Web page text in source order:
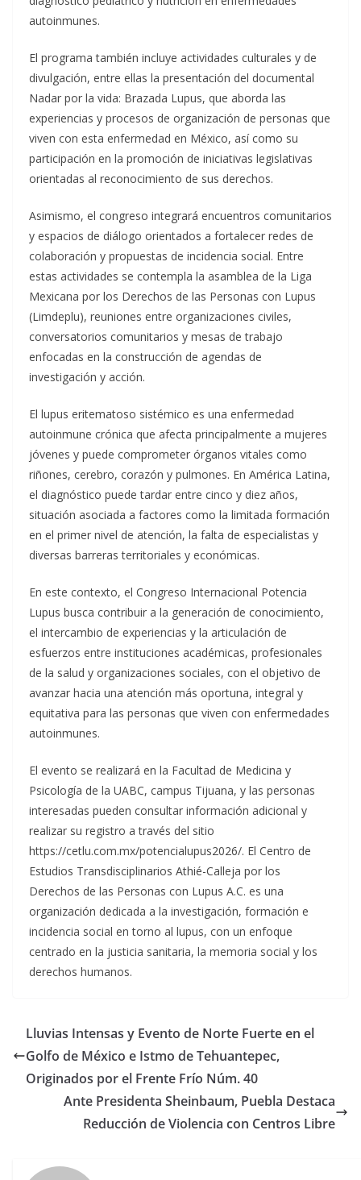
autoinmunes.
El programa también incluye actividades culturales y de
divulgación, entre ellas la presentación del documental
Nadar por la vida: Brazada Lupus, que aborda las
experiencias y procesos de organización de personas que
viven con esta enfermedad en México, así como su
participación en la promoción de iniciativas legislativas
orientadas al reconocimiento de sus derechos.
Asimismo, el congreso integrará encuentros comunitarios
y espacios de diálogo orientados a fortalecer redes de
colaboración y propuestas de incidencia social. Entre
estas actividades se contempla la asamblea de la Liga
Mexicana por los Derechos de las Personas con Lupus
(Limdeplu), reuniones entre organizaciones civiles,
conversatorios comunitarios y mesas de trabajo
enfocadas en la construcción de agendas de
investigación y acción.
El lupus eritematoso sistémico es una enfermedad
autoinmune crónica que afecta principalmente a mujeres
jóvenes y puede comprometer órganos vitales como
riñones, cerebro, corazón y pulmones. En América Latina,
el diagnóstico puede tardar entre cinco y diez años,
situación asociada a factores como la limitada formación
en el primer nivel de atención, la falta de especialistas y
diversas barreras territoriales y económicas.
En este contexto, el Congreso Internacional Potencia
Lupus busca contribuir a la generación de conocimiento,
el intercambio de experiencias y la articulación de
esfuerzos entre instituciones académicas, profesionales
de la salud y organizaciones sociales, con el objetivo de
avanzar hacia una atención más oportuna, integral y
equitativa para las personas que viven con enfermedades
autoinmunes.
El evento se realizará en la Facultad de Medicina y
Psicología de la UABC, campus Tijuana, y las personas
interesadas pueden consultar información adicional y
realizar su registro a través del sitio
https://cetlu.com.mx/potencialupus2026/. El Centro de
Estudios Transdisciplinarios Athié-Calleja por los
Derechos de las Personas con Lupus A.C. es una
organización dedicada a la investigación, formación e
incidencia social en torno al lupus, con un enfoque
centrado en la justicia sanitaria, la memoria social y los
derechos humanos.
Lluvias Intensas y Evento de Norte Fuerte en el
Golfo de México e Istmo de Tehuantepec,
Originados por el Frente Frío Núm. 40
Ante Presidenta Sheinbaum, Puebla Destaca
Reducción de Violencia con Centros Libre